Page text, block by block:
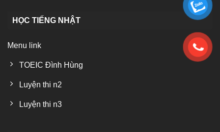
HỌC TIẾNG NHẬT
Menu link
TOEIC Đình Hùng
Luyện thi n2
Luyện thi n3